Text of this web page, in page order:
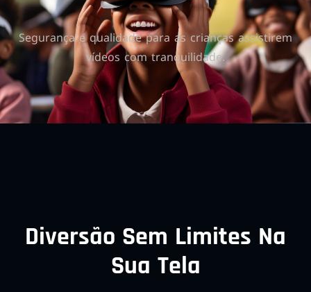
Segurança e qualidade para as crianças assistirem
vídeos com tranquilidade.
Diversão Sem Limites Na
Sua Tela